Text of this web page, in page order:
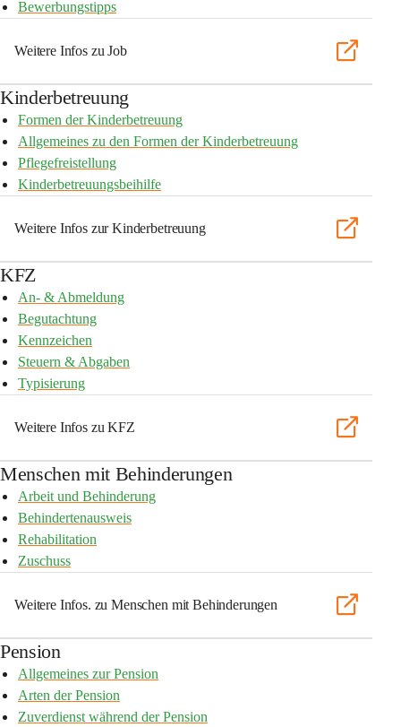
Bewerbungstipps
Weitere Infos zu Job
Kinderbetreuung
Formen der Kinderbetreuung
Allgemeines zu den Formen der Kinderbetreuung
Pflegefreistellung
Kinderbetreuungsbeihilfe
Weitere Infos zur Kinderbetreuung
KFZ
An- & Abmeldung
Begutachtung
Kennzeichen
Steuern & Abgaben
Typisierung
Weitere Infos zu KFZ
Menschen mit Behinderungen
Arbeit und Behinderung
Behindertenausweis
Rehabilitation
Zuschuss
Weitere Infos. zu Menschen mit Behinderungen
Pension
Allgemeines zur Pension
Arten der Pension
Zuverdienst während der Pension